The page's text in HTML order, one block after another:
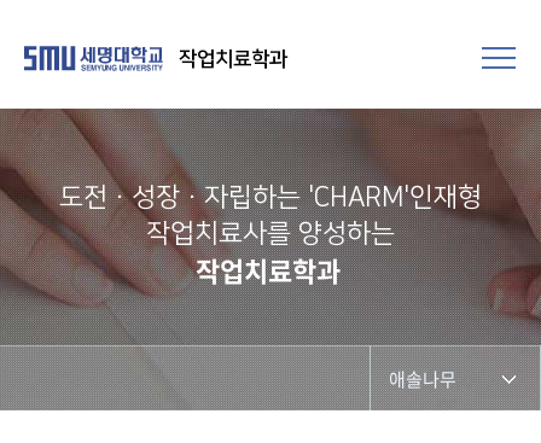
작업치료학과
도전·성장·자립하는 'CHARM'인재형
작업치료사를 양성하는
작업치료학과
애솔나무